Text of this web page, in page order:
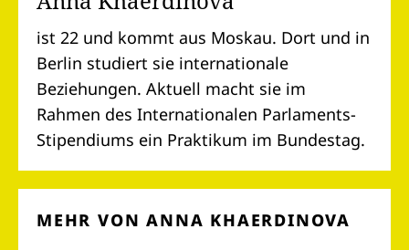
ist 22 und kommt aus Moskau. Dort und in
Berlin studiert sie internationale
Beziehungen. Aktuell macht sie im
Rahmen des Internationalen Parlaments-
Stipendiums ein Praktikum im Bundestag.
MEHR VON ANNA KHAERDINOVA